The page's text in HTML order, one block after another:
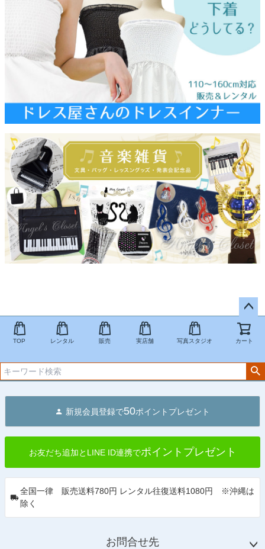
ペー
ジト
TOP レンタル 販売 実店舗 写真スタジオ カート
新規会員登録で50ポイントプレゼント
お友だち追加とLINE ID連携でポイントプレゼント
全国一律 販売送料780円 レンタル往復送料1080円 ※沖縄は
除く
お問合せ先